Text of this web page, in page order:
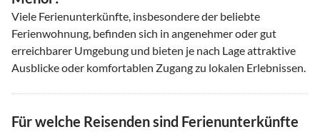
Viele Ferienunterkünfte, insbesondere der beliebte
Ferienwohnung, befinden sich in angenehmer oder gut
erreichbarer Umgebung und bieten je nach Lage attraktive
Ausblicke oder komfortablen Zugang zu lokalen Erlebnissen.
Für welche Reisenden sind Ferienunterkünfte